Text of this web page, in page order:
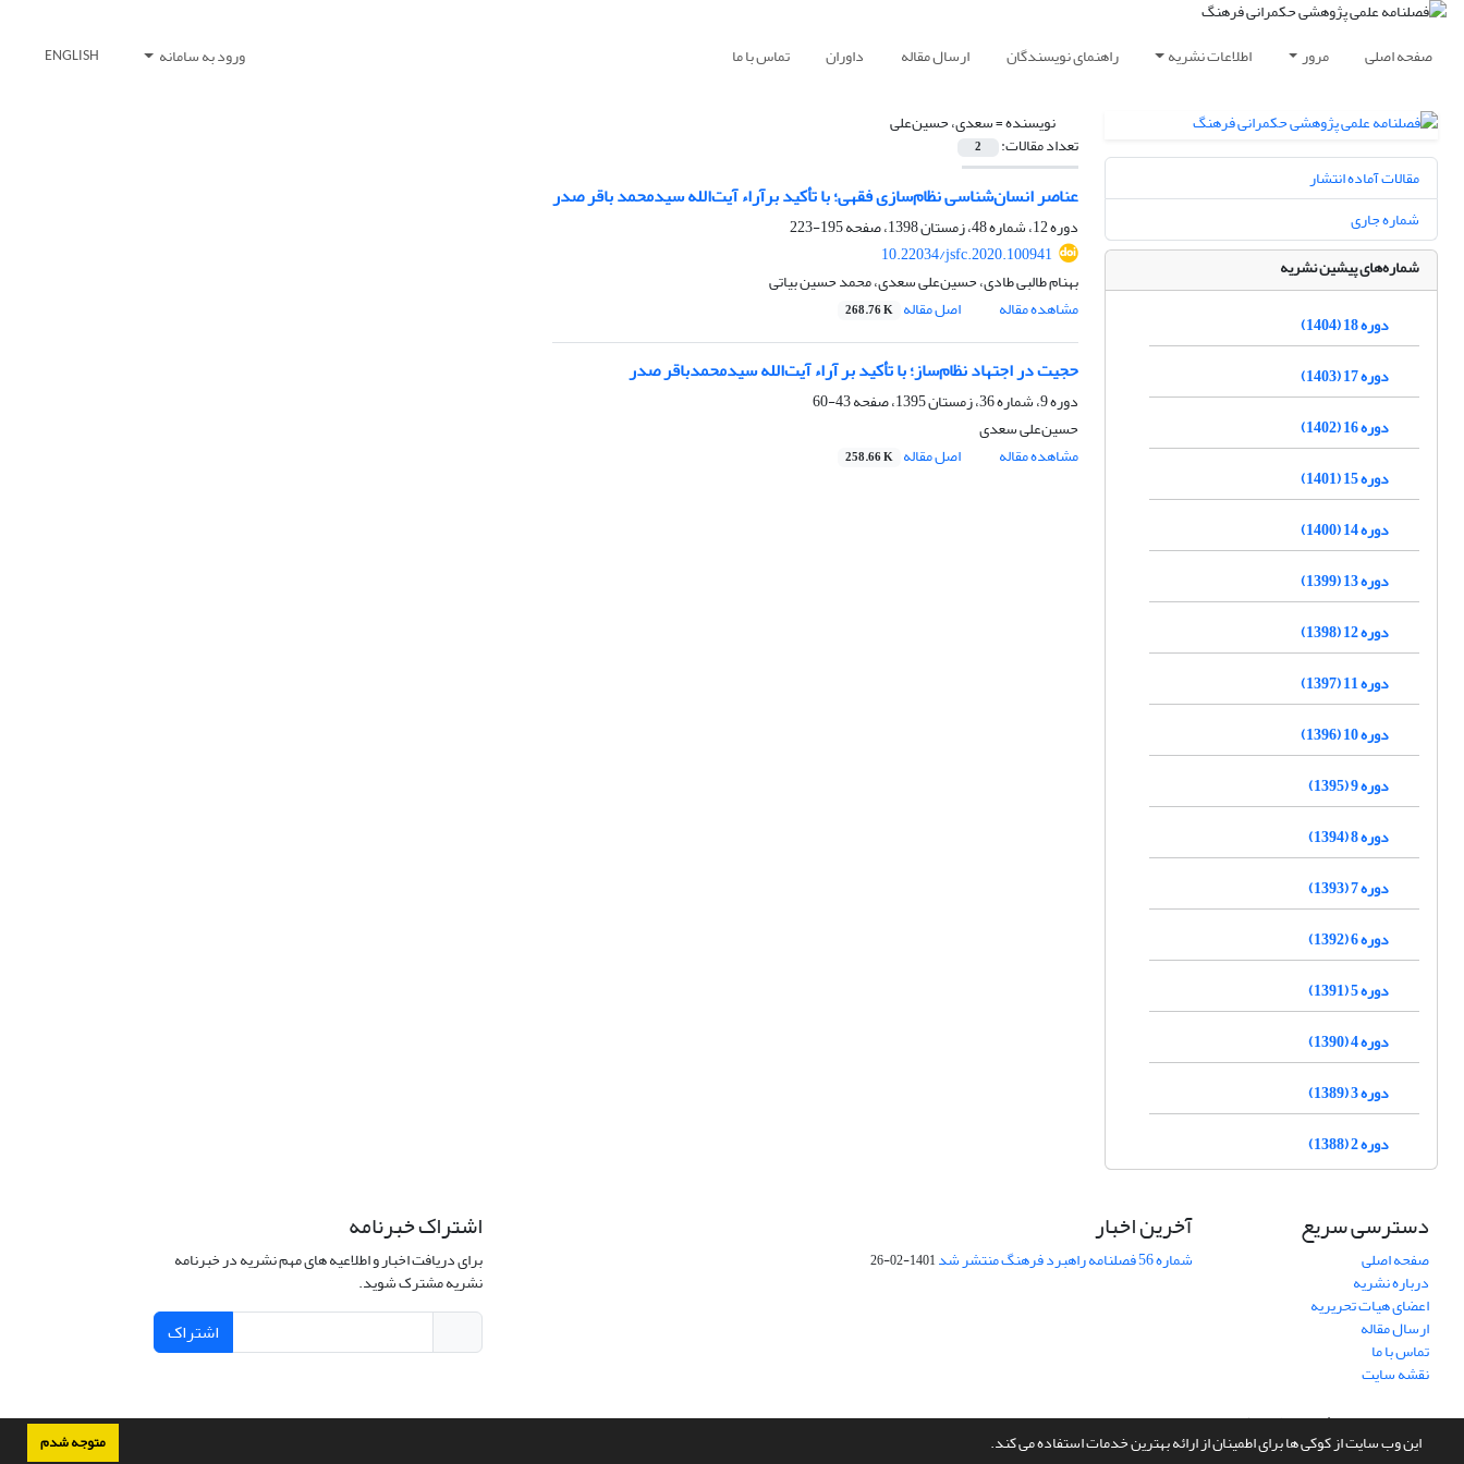
این وب سایت از کوکی ها برای اطمینان از ارائه بهترین خدمات استفاده می کند. متوجه شدم
صفحه اصلی مرور اطلاعات نشریه راهنمای نویسندگان ارسال مقاله داوران تماس با ما ورود به سامانه ENGLISH
نویسنده =سعدی، حسین‌علی
تعداد مقالات: 2
عناصر انسان‌شناسی نظام‌سازی فقهی؛ با تأکید برآراء آیت‌الله سیدمحمد باقر صدر
دوره 12، شماره 48، زمستان 1398، صفحه
195-223
10.22034/jsfc.2020.100941
بهنام طالبی طادی، حسین‌علی سعدی، محمد حسین بیاتی
مشاهده مقاله
اصل مقاله 268.76 K
حجیت در اجتهاد نظام‌ساز؛ با تأکید بر آراء آیت‌الله سیدمحمدباقر صدر
دوره 9، شماره 36، زمستان 1395، صفحه
43-60
حسین‌علی سعدی
مشاهده مقاله
اصل مقاله 258.66 K
مقالات آماده انتشار
شماره جاری
شماره‌های پیشین نشریه
دوره 18 (1404)
دوره 17 (1403)
دوره 16 (1402)
دوره 15 (1401)
دوره 14 (1400)
دوره 13 (1399)
دوره 12 (1398)
دوره 11 (1397)
دوره 10 (1396)
دوره 9 (1395)
دوره 8 (1394)
دوره 7 (1393)
دوره 6 (1392)
دوره 5 (1391)
دوره 4 (1390)
دوره 3 (1389)
دوره 2 (1388)
دسترسی سریع
صفحه اصلی
درباره نشریه
اعضای هیات تحریریه
ارسال مقاله
تماس با ما
نقشه سایت
آخرین اخبار
شماره 56 فصلنامه راهبرد فرهنگ منتشر شد 1401-02-26
اشتراک خبرنامه
برای دریافت اخبار و اطلاعیه های مهم نشریه در خبرنامه
نشریه مشترک شوید.
اشتراک
سامانه مدیریت نشریات علمی.طراحی و پیاده سازی ازسیناوب